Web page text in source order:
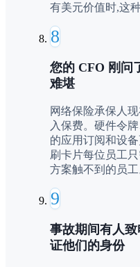
有美元价值时,这
8
您的 CFO 刚问
难堪
网络保险承保人
入保费。硬件令
的应用订阅和设
刷卡片每位员工
方案触不到的员工
9
事故期间有人
证他们的身份